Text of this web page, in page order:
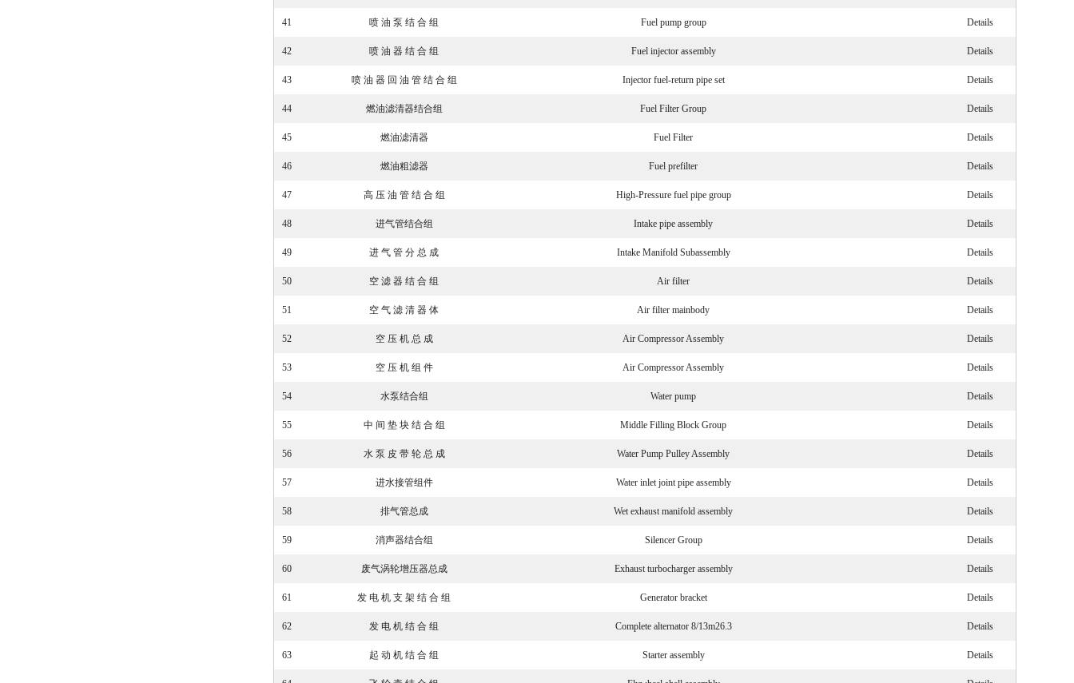
41 喷 油 泵 结 合 组 Fuel pump group Details
42 喷 油 器 结 合 组 Fuel injector assembly Details
43 喷 油 器 回 油 管 结 合 组 Injector fuel-return pipe set Details
44 燃油滤清器结合组 Fuel Filter Group Details
45 燃油滤清器 Fuel Filter Details
46 燃油粗滤器 Fuel prefilter Details
47 高 压 油 管 结 合 组 High-Pressure fuel pipe group Details
48 进气管结合组 Intake pipe assembly Details
49 进 气 管 分 总 成 Intake Manifold Subassembly Details
50 空 滤 器 结 合 组 Air filter Details
51 空 气 滤 清 器 体 Air filter mainbody Details
52 空 压 机 总 成 Air Compressor Assembly Details
53 空 压 机 组 件 Air Compressor Assembly Details
54 水泵结合组 Water pump Details
55 中 间 垫 块 结 合 组 Middle Filling Block Group Details
56 水 泵 皮 带 轮 总 成 Water Pump Pulley Assembly Details
57 进水接管组件 Water inlet joint pipe assembly Details
58 排气管总成 Wet exhaust manifold assembly Details
59 消声器结合组 Silencer Group Details
60 废气涡轮增压器总成 Exhaust turbocharger assembly Details
61 发 电 机 支 架 结 合 组 Generator bracket Details
62 发 电 机 结 合 组 Complete alternator 8/13m26.3 Details
63 起 动 机 结 合 组 Starter assembly Details